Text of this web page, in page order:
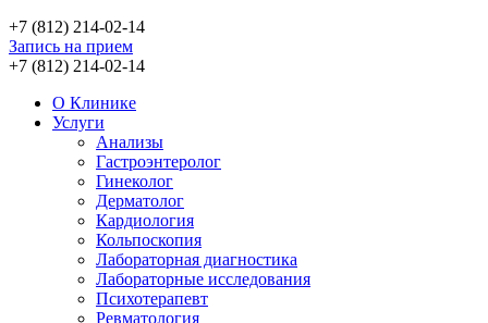
+7 (812) 214-02-14
Запись на прием
+7 (812) 214-02-14
О Клинике
Услуги
Анализы
Гастроэнтеролог
Гинеколог
Дерматолог
Кардиология
Кольпоскопия
Лабораторная диагностика
Лабораторные исследования
Психотерапевт
Ревматология